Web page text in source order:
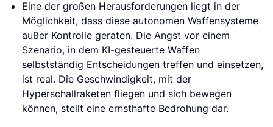
Eine der großen Herausforderungen liegt in der
Möglichkeit, dass diese autonomen Waffensysteme
außer Kontrolle geraten. Die Angst vor einem
Szenario, in dem KI-gesteuerte Waffen
selbstständig Entscheidungen treffen und einsetzen,
ist real. Die Geschwindigkeit, mit der
Hyperschallraketen fliegen und sich bewegen
können, stellt eine ernsthafte Bedrohung dar.